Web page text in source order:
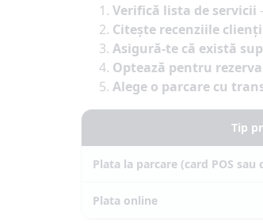
Verifică lista de servicii
Citește recenziile
Asigură-te că există
Optează pentru
Alege o parcare cu
Tip
Plata la parcare (card POS sau
Plata online